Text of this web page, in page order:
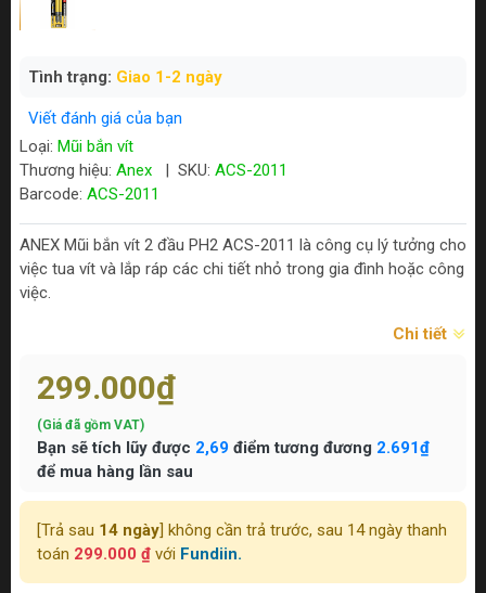
Tình trạng: Giao 1-2 ngày
Viết đánh giá của bạn
Loại: Mũi bắn vít
Thương hiệu: Anex SKU: ACS-2011
Barcode: ACS-2011
ANEX Mũi bắn vít 2 đầu PH2 ACS-2011 là công cụ lý tưởng cho
việc tua vít và lắp ráp các chi tiết nhỏ trong gia đình hoặc công
việc.
Chi tiết
299.000₫
(Giá đã gồm VAT)
Bạn sẽ tích lũy được 2,69 điểm tương đương 2.691₫
để mua hàng lần sau
[Trả sau 14 ngày ] không cần trả trước, sau 14 ngày thanh
toán 299.000 ₫ với Fundiin.